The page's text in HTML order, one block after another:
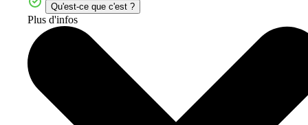
Qu'est-ce que c'est ?
Plus d'infos